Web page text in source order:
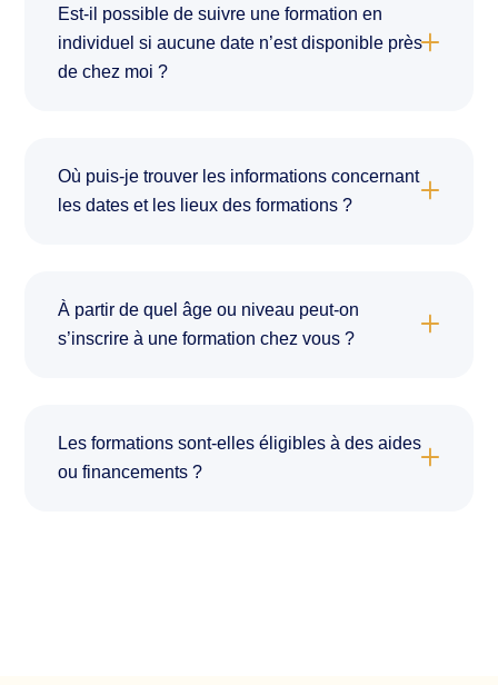
Est-il possible de suivre une formation en
individuel si aucune date n’est disponible près
de chez moi ?
Où puis-je trouver les informations concernant
les dates et les lieux des formations ?
À partir de quel âge ou niveau peut-on
s’inscrire à une formation chez vous ?
Les formations sont-elles éligibles à des aides
ou financements ?